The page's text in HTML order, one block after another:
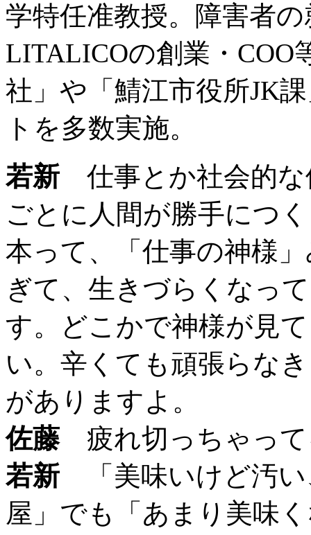
学特任准教授。障害者
LITALICOの創業・COO
社」や「鯖江市役所JK
トを多数実施。
若新 仕事とか社会的な
ごとに人間が勝手につ
本って、「仕事の神様
ぎて、生きづらくなっ
す。どこかで神様が見
い。辛くても頑張らな
がありますよ。
佐藤疲れ切っちゃって
若新 「美味いけど汚い
屋」でも「あまり美味